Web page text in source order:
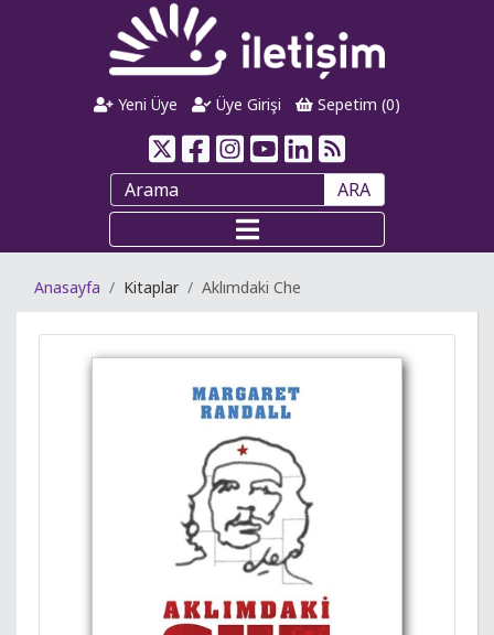
Yeni Üye Üye Girişi Sepetim (0)
ARA
Anasayfa Kitaplar Aklımdaki Che